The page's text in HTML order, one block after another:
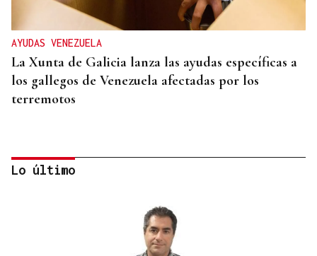
AYUDAS VENEZUELA
La Xunta de Galicia lanza las ayudas específicas a
los gallegos de Venezuela afectadas por los
terremotos
Lo último